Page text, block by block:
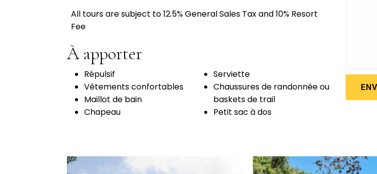
All tours are subject to 12.5% General Sales Tax and 10% Resort
Fee
À apporter
Répulsif
Vêtements confortables
Maillot de bain
Chapeau
Serviette
Chaussures de randonnée ou
baskets de trail
Petit sac à dos